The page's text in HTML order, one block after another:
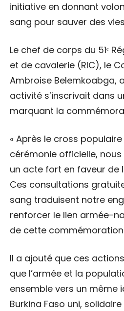
initiative en donnant
sang pour sauver des
Le chef de corps du 51ᵉ
et de cavalerie (RIC), le
Ambroise Belemkoabga,
activité s’inscrivait dans
marquant la
« Après le cross
cérémonie officielle,
un acte fort en faveur de
Ces consultations
sang traduisent notre
renforcer le lien armée-
de cette
Il a ajouté que ces
que l’armée et la
ensemble vers un même
Burkina Faso uni,